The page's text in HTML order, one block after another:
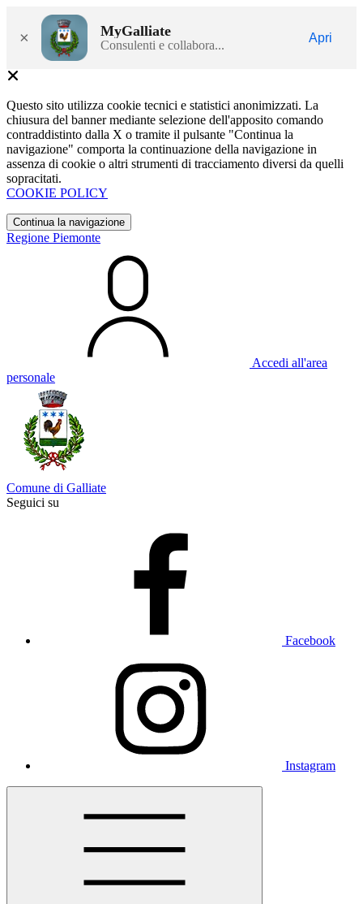
× MyGalliate
Consulenti e collabora...
Apri
Questo sito utilizza cookie tecnici e statistici anonimizzati. La
chiusura del banner mediante selezione dell'apposito comando
contraddistinto dalla X o tramite il pulsante "Continua la
navigazione" comporta la continuazione della navigazione in
assenza di cookie o altri strumenti di tracciamento diversi da quelli
sopracitati.
COOKIE POLICY
Continua la navigazione
Regione Piemonte
Accedi all'area
personale
Comune di Galliate
Seguici su
Facebook
Instagram